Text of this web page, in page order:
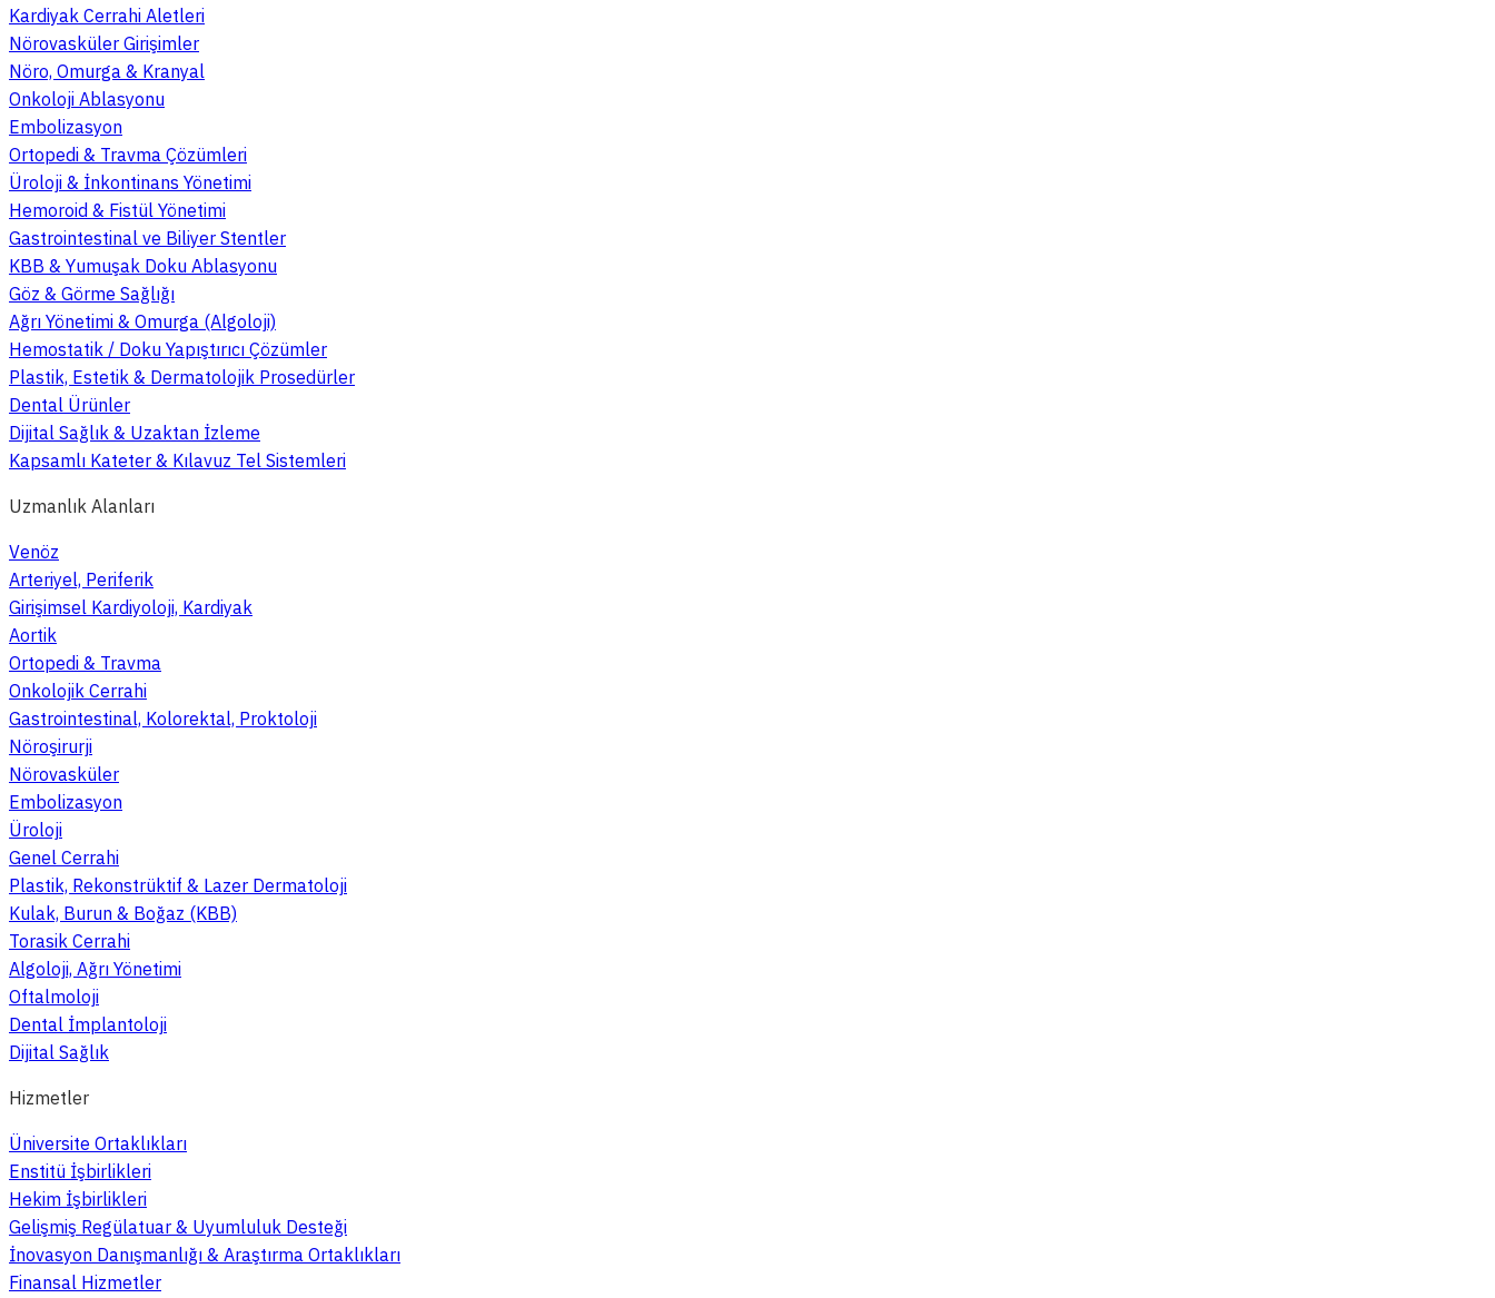
Kardiyak Cerrahi Aletleri
Nörovasküler Girişimler
Nöro, Omurga & Kranyal
Onkoloji Ablasyonu
Embolizasyon
Ortopedi & Travma Çözümleri
Üroloji & İnkontinans Yönetimi
Hemoroid & Fistül Yönetimi
Gastrointestinal ve Biliyer Stentler
KBB & Yumuşak Doku Ablasyonu
Göz & Görme Sağlığı
Ağrı Yönetimi & Omurga (Algoloji)
Hemostatik / Doku Yapıştırıcı Çözümler
Plastik, Estetik & Dermatolojik Prosedürler
Dental Ürünler
Dijital Sağlık & Uzaktan İzleme
Kapsamlı Kateter & Kılavuz Tel Sistemleri
Uzmanlık Alanları
Venöz
Arteriyel, Periferik
Girişimsel Kardiyoloji, Kardiyak
Aortik
Ortopedi & Travma
Onkolojik Cerrahi
Gastrointestinal, Kolorektal, Proktoloji
Nöroşirurji
Nörovasküler
Embolizasyon
Üroloji
Genel Cerrahi
Plastik, Rekonstrüktif & Lazer Dermatoloji
Kulak, Burun & Boğaz (KBB)
Torasik Cerrahi
Algoloji, Ağrı Yönetimi
Oftalmoloji
Dental İmplantoloji
Dijital Sağlık
Hizmetler
Üniversite Ortaklıkları
Enstitü İşbirlikleri
Hekim İşbirlikleri
Gelişmiş Regülatuar & Uyumluluk Desteği
İnovasyon Danışmanlığı & Araştırma Ortaklıkları
Finansal Hizmetler